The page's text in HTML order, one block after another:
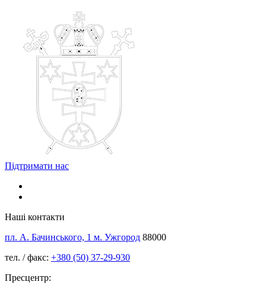
Підтримати нас
Наші контакти
пл. А. Бачинського, 1 м. Ужгород 88000
тел. / факс: +380 (50) 37-29-930
Пресцентр: